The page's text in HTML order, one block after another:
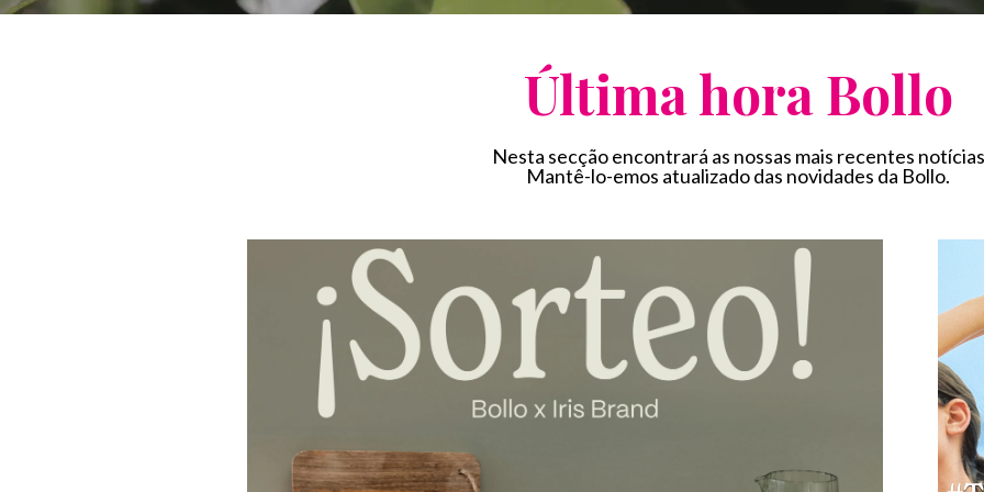
Última hora Bollo
Nesta secção encontrará as nossas mais recentes notícias
Mantê-lo-emos atualizado das novidades da Bollo.